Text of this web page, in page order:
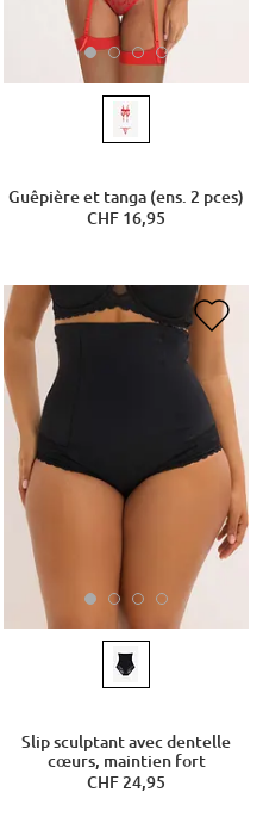
Guêpière et tanga (ens. 2 pces)
CHF 16,95
Slip sculptant avec dentelle
cœurs, maintien fort
CHF 24,95